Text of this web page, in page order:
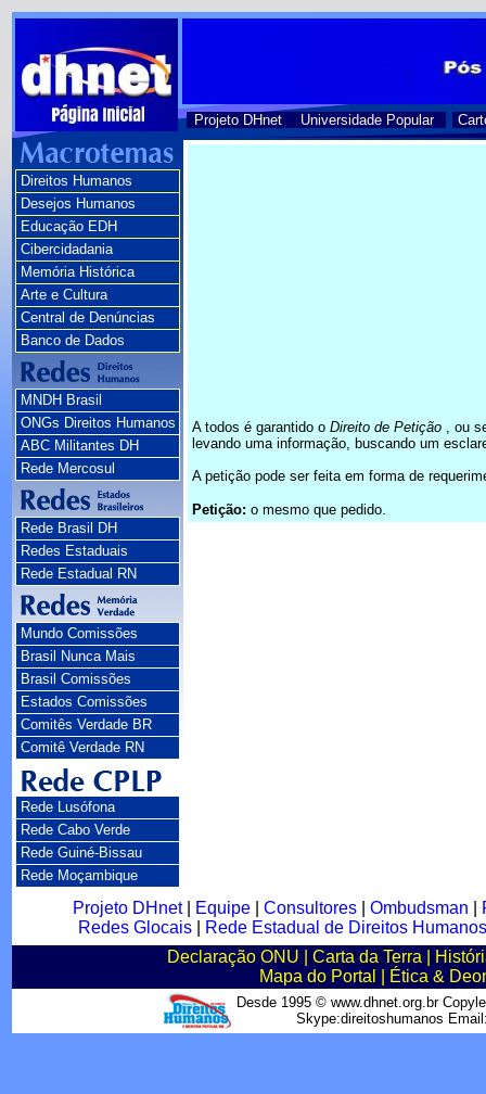
Projeto DHnet Universidade Popular
Direitos Humanos
Desejos Humanos
Educação EDH
Cibercidadania
Memória Histórica
Arte e Cultura
Central de Denúncias
Banco de Dados
MNDH Brasil
ONGs Direitos Humanos
ABC Militantes DH
Rede Mercosul
Rede Brasil DH
Redes Estaduais
Rede Estadual RN
Mundo Comissões
Brasil Nunca Mais
Brasil Comissões
Estados Comissões
Comitês Verdade BR
Comitê Verdade RN
Rede Lusófona
Rede Cabo Verde
Rede Guiné-Bissau
Rede Moçambique
A todos é garantido o Direito de Petição , ou
levando uma informação, buscando um
A petição pode ser feita em forma de
Petição: o mesmo que pedido.
Projeto DHnet| Equipe| Consultores| Ombudsman
Redes Glocais|
Rede Estadual de Direitos
Declaração ONU
Carta da Terra
Mapa do Portal
Ética &
Desde 1995 © www.dhnet.org.br
Skype:direitoshumanos